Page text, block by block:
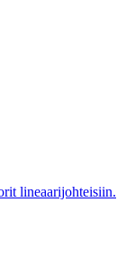
lineaarijohteisiin.